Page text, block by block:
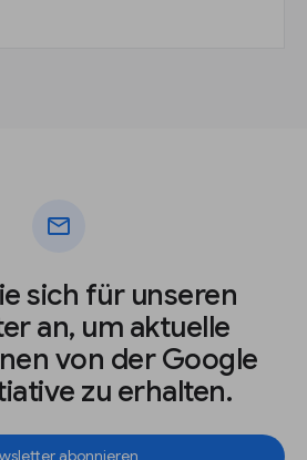
mail
sich für unseren
an, um aktuelle
von der Google
zu erhalten.
abonnieren